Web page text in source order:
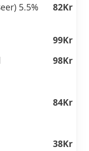
5.5%
82Kr
99Kr
98Kr
84Kr
38Kr